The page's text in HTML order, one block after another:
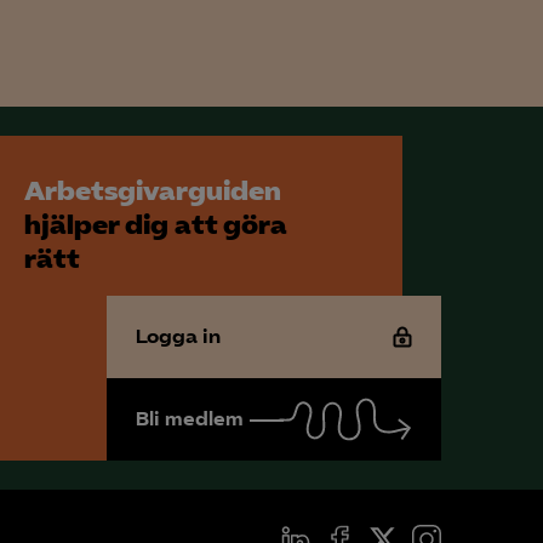
Arbetsgivarguiden
hjälper dig att göra
rätt
Logga in
Bli medlem